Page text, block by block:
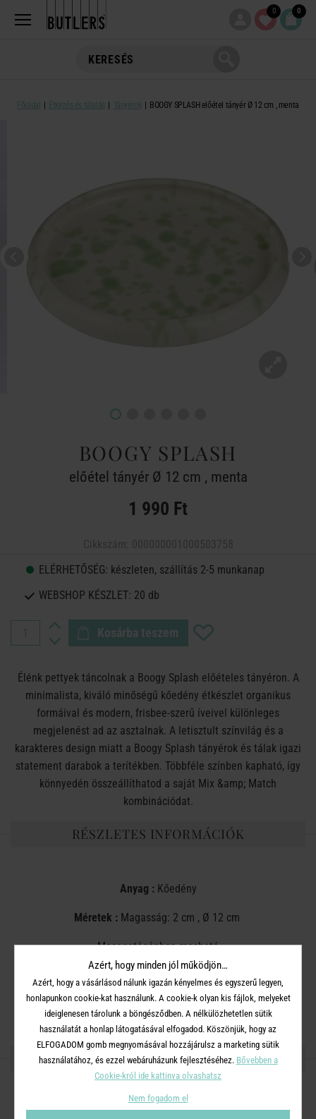
0 0
Főoldal Étkezés és tálalás Tányérok BOOGY SPLASH előétel tányér Ø 12 cm , menta
BOOGY SPLASH
előétel tányér Ø 12 cm , menta
1 990 Ft
ELÉRHETŐSÉG: készleten, szállítás 2-5 munkanap
WEBSHOP KÉSZLET: 20 db
Kosárba teszem
Élénk pettyek táncolnak a Boogy Splash előételes tányéron. A
minimalista, kiváló minőségű kőedény étkészlet organikus
formáival és modern, frisbee‑szerű íveivel különleges
megjelenést ad az asztalnak. A letisztult színvilág és a
karakteres design miatt a Boogy Splash tányérok és tálak igazi
statement darabok a terítékben. Többféle színben kapható, így
könnyedén összeállíthatod a saját Mix &amp; Match
kombinációdat.
RÉSZLETES INFORMÁCIÓK
Anyag :Kőedény
Méretek :Magasság: 2 cm , Ø 12 cm
Mosogatógépben mosható
OSZD MEG MÁSOKKAL!
Azért, hogy minden jól működjön…
Azért, hogy a vásárlásod nálunk igazán kényelmes és egyszerű legyen,
honlapunkon cookie-kat használunk. A cookie-k olyan kis fájlok, melyeket
ideiglenesen tárolunk a böngésződben. A nélkülözhetetlen sütik
használatát a honlap látogatásával elfogadod. Köszönjük, hogy az
ELFOGADOM gomb megnyomásával hozzájárulsz a marketing sütik
használatához, és ezzel webáruházunk fejlesztéséhez. Bővebben a
Cookie-król ide kattinva olvashatsz
Nem fogadom el